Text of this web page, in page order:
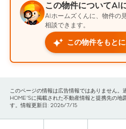
この物件についてAI
AIホームズくんに、物件の
相談できます。
この物件をもと
このページの情報は広告情報ではありません
HOME'Sに掲載された不動産情報と提携先の地
す。情報更新日: 2026/7/15